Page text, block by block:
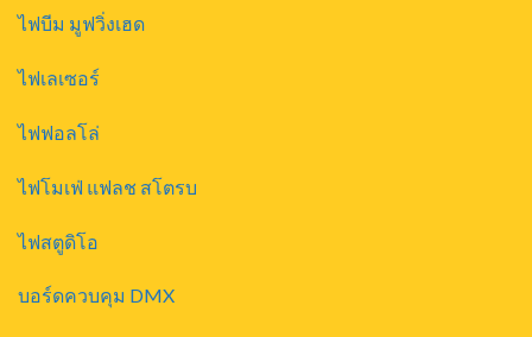
ไฟบีม มูฟวิ่งเฮด
ไฟเลเซอร์
ไฟฟอลโล่
ไฟโมเฟ่ แฟลช สโตรบ
ไฟสตูดิโอ
บอร์ดควบคุม DMX